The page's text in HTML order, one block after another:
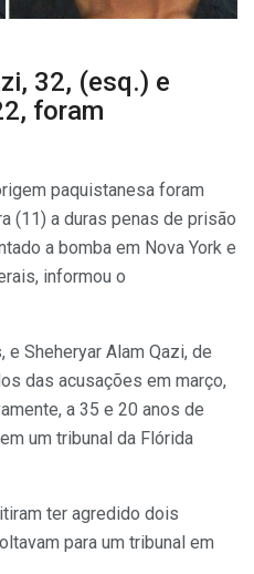
32, (esq.) e
foram
paquistanesa foram
(11) a duras penas de prisão
a bomba em Nova York e
informou o
e Sheheryar Alam Qazi, de
das acusações em março,
a 35 e 20 anos de
um tribunal da Flórida
ter agredido dois
para um tribunal em